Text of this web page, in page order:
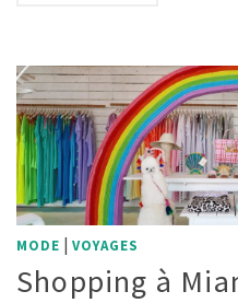
MODE | VOYAGES
Shopping à